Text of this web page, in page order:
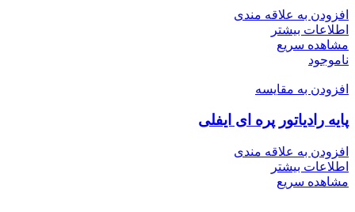
افزودن به علاقه مندی
اطلاعات بیشتر
مشاهده سریع
ناموجود
افزودن به مقایسه
پایه رادیاتور پره ای ایفلی
افزودن به علاقه مندی
اطلاعات بیشتر
مشاهده سریع